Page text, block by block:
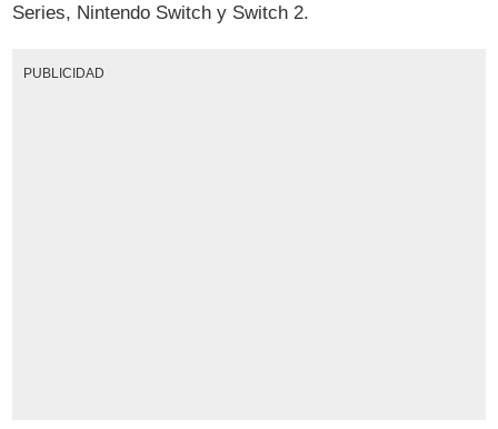
Series, Nintendo Switch y Switch 2.
PUBLICIDAD